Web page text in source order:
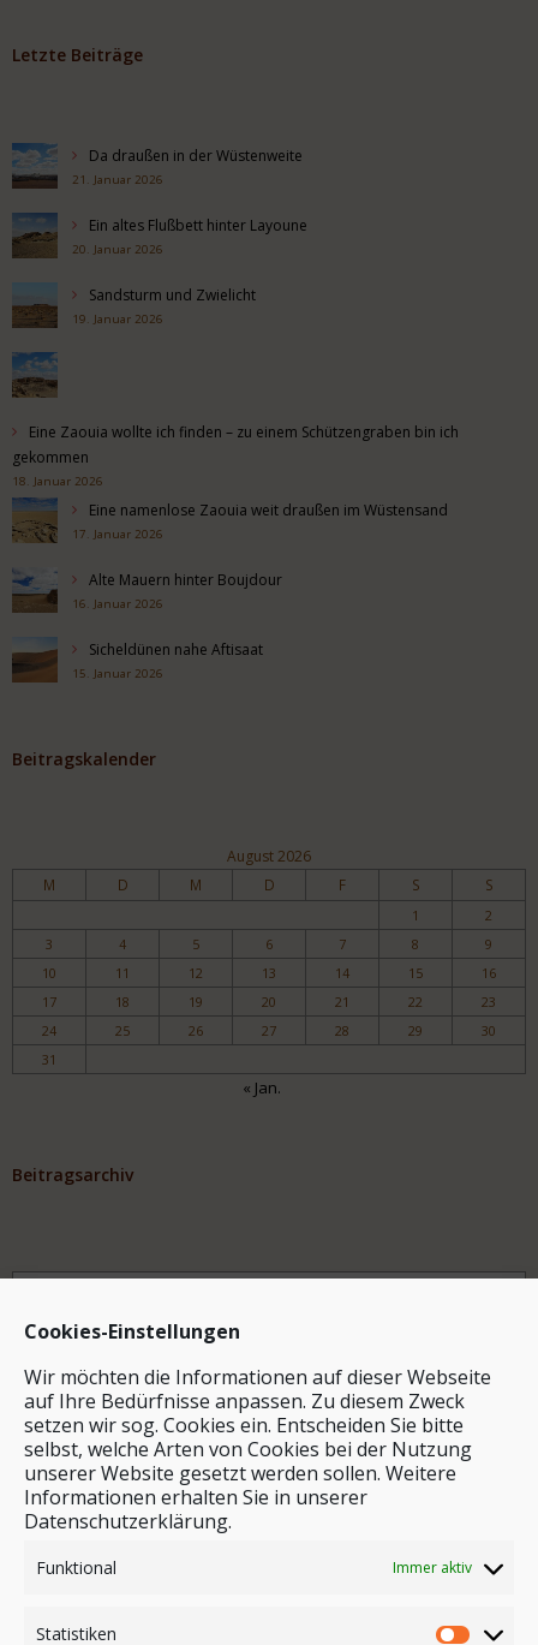
Cookies-Einstellungen
Wir möchten die Informationen auf dieser Webseite
auf Ihre Bedürfnisse anpassen. Zu diesem Zweck
setzen wir sog. Cookies ein. Entscheiden Sie bitte
selbst, welche Arten von Cookies bei der Nutzung
unserer Website gesetzt werden sollen. Weitere
Informationen erhalten Sie in unserer
Datenschutzerklärung.
Funktional Immer aktiv
Statistiken
Letzte Beiträge
Da draußen in der Wüstenweite
21. Januar 2026
Ein altes Flußbett hinter Layoune
20. Januar 2026
Sandsturm und Zwielicht
19. Januar 2026
Eine Zaouia wollte ich finden – zu einem Schützengraben bin ich
gekommen
18. Januar 2026
Eine namenlose Zaouia weit draußen im Wüstensand
17. Januar 2026
Alte Mauern hinter Boujdour
16. Januar 2026
Sicheldünen nahe Aftisaat
15. Januar 2026
Beitragskalender
August 2026
M D M D F S S
1
2
3
4 5 6 7 8
9
10
11 12 13 14 15
16
17
18 19 20 21 22
23
24
25 26 27 28 29
30
31
« Jan.
Beitragsarchiv
Archiv
Stichwortsuche